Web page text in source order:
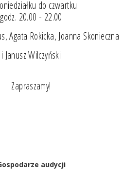
do czwartku
godz. 20.00 - 22.00
Agata Rokicka, Joanna Skonieczna
i Janusz Wilczyński
Zapraszamy!
audycji